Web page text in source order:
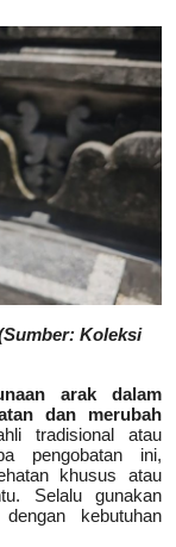
Koleksi
arak dalam
dan merubah
tradisional atau
pengobatan ini,
khusus atau
Selalu gunakan
kebutuhan